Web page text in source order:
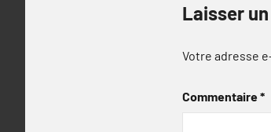
Laisser
Votre adresse
Commentaire*